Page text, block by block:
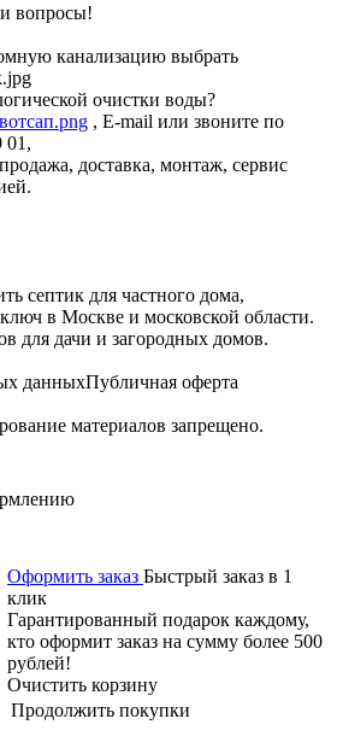
вопросы!
канализацию выбрать
очистки воды?
, E-mail или звоните по
01,
доставка, монтаж, сервис
септик для частного дома,
в Москве и московской области.
для дачи и загородных домов.
данныхПубличная оферта
материалов запрещено.
Оформить заказ Быстрый заказ в 1
клик
Гарантированный подарок каждому,
кто оформит заказ на сумму более 500
рублей!
Очистить корзину
Продолжить покупки